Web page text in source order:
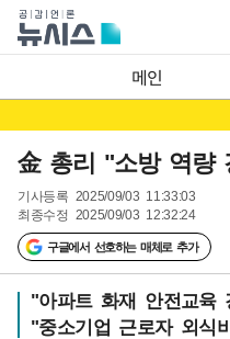
메인
金 총리 "소방 역량
기사등록 2025/09/03 11:33:03
최종수정 2025/09/03 12:32:24
구글에서 선호하는 매체로 추가
"아파트 화재 안전교육
"중소기업 근로자 외식